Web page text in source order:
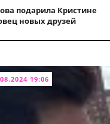
подарила Кристине
новых друзей
19:06